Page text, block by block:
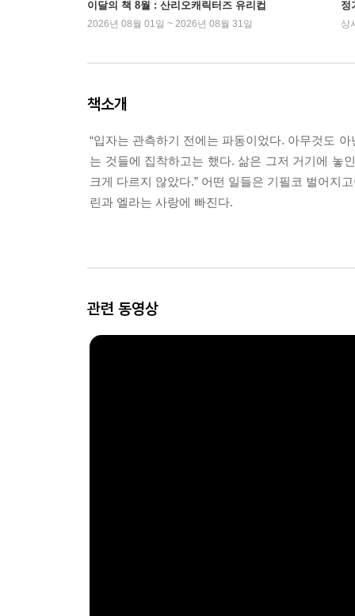
이달의 책 8월 : 산리오캐릭터즈 유리컵
2026년 08월 01일 ~ 2026년 08월 31일
정
상
책소개
“입자는 관측하기 전에는 파동이었다. 아무것도
는 것들에 집착하고는 했다. 삶은 그저 거기에 놓
크게 다르지 않았다.” 어떤 일들은 기필코 벌어지
린과 엘라는 사랑에 빠진다.
관련 동영상